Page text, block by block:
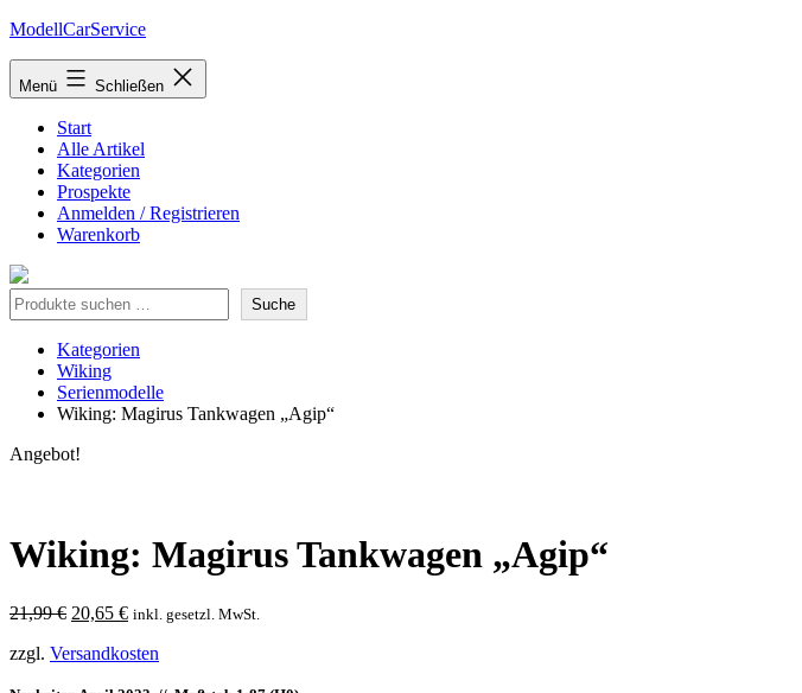
Zum
springen
ModellCarService
Menü Schließen
Start
Alle Artikel
Kategorien
Prospekte
Anmelden / Registrieren
Warenkorb
Suche Suche
Kategorien
Wiking
Serienmodelle
Wiking: Magirus Tankwagen „Agip“
Angebot!
Wiking: Magirus Tankwagen „Agip“
21,99€ Ursprünglicher
war:
20,65 €Aktueller
ist:
inkl. gesetzl. MwSt.
zzgl. Versandkosten